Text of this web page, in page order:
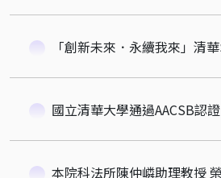
國立清華大學通過AACSB認證